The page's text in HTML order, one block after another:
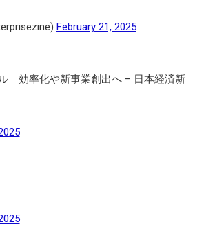
February 21, 2025
効率化や新事業創出へ – 日本経済新